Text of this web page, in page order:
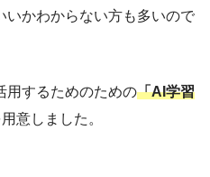
いかわからない方も多いので
用するためのための「AI学習
意しました。